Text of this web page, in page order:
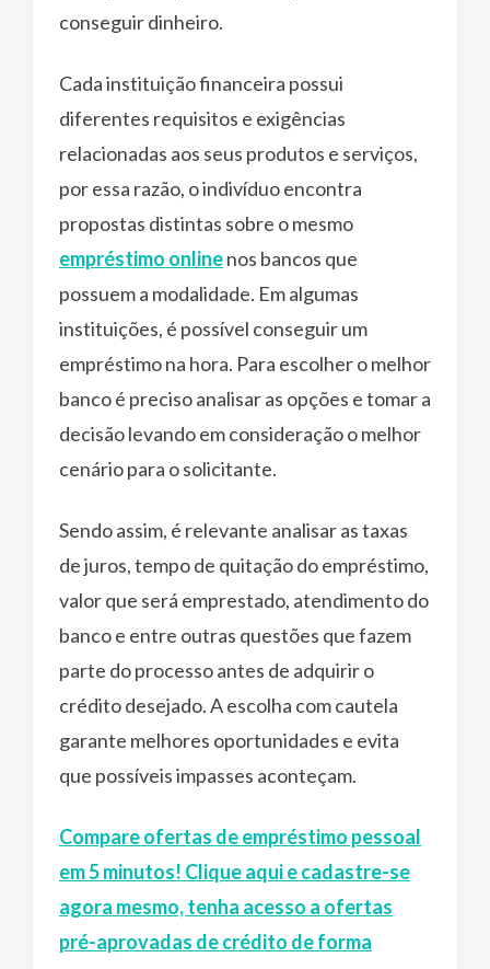
conseguir dinheiro.
Cada instituição financeira possui
diferentes requisitos e exigências
relacionadas aos seus produtos e serviços,
por essa razão, o indivíduo encontra
propostas distintas sobre o mesmo
empréstimo onlinenos bancos que
possuem a modalidade. Em algumas
instituições, é possível conseguir um
empréstimo na hora. Para escolher o melhor
banco é preciso analisar as opções e tomar a
decisão levando em consideração o melhor
cenário para o solicitante.
Sendo assim, é relevante analisar as taxas
de juros, tempo de quitação do empréstimo,
valor que será emprestado, atendimento do
banco e entre outras questões que fazem
parte do processo antes de adquirir o
crédito desejado. A escolha com cautela
garante melhores oportunidades e evita
que possíveis impasses aconteçam.
Compare ofertas de empréstimo pessoal
em 5 minutos! Clique aqui e cadastre-se
agora mesmo, tenha acesso a ofertas
pré-aprovadas de crédito de forma